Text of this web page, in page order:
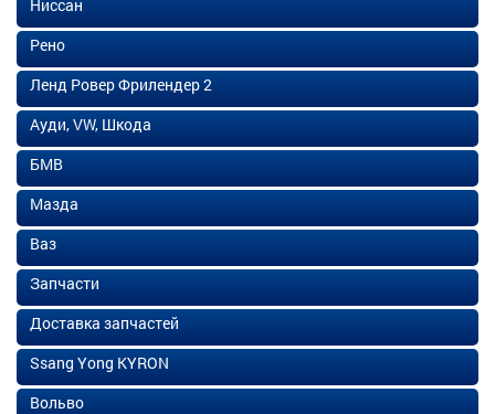
Ниссан
Рено
Ленд Ровер Фрилендер 2
Ауди, VW, Шкода
БМВ
Мазда
Ваз
Запчасти
Доставка запчастей
Ssang Yong KYRON
Вольво